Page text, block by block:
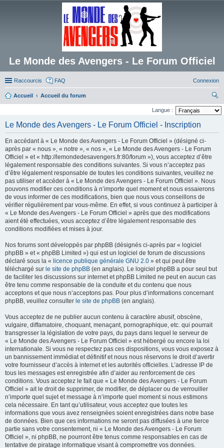
Le Monde des Avengers - Le Forum Officiel
Raccourcis FAQ Connexion
Accueil
Accueil du forum
ec
ch
Langue :
Le Monde des Avengers - Le Forum Officiel - Inscription
En accédant à « Le Monde des Avengers - Le Forum Officiel » (désigné ci-
après par « nous », « notre », « nos », « Le Monde des Avengers - Le Forum
Officiel » et « http://lemondedesavengers.fr:80/forum »), vous acceptez d’être
légalement responsable des conditions suivantes. Si vous n’acceptez pas
d’être légalement responsable de toutes les conditions suivantes, veuillez ne
pas utiliser et accéder à « Le Monde des Avengers - Le Forum Officiel ». Nous
pouvons modifier ces conditions à n’importe quel moment et nous essaierons
de vous informer de ces modifications, bien que nous vous conseillons de
vérifier régulièrement par vous-même. En effet, si vous continuez à participer à
« Le Monde des Avengers - Le Forum Officiel » après que des modifications
aient été effectuées, vous acceptez d’être légalement responsable des
conditions modifiées et mises à jour.
Nos forums sont développés par phpBB (désignés ci-après par « logiciel
phpBB » et « phpBB Limited ») qui est un logiciel de forum de discussions
déclaré sous la « licence publique générale GNU 2.0 » et qui peut être
téléchargé sur le site de phpBB (en anglais). Le logiciel phpBB a pour seul but
de faciliter les discussions sur internet et phpBB Limited ne peut en aucun cas
être tenu comme responsable de la conduite et du contenu que nous
acceptons et que nous n’acceptons pas. Pour plus d’informations concernant
phpBB, veuillez consulter le site de phpBB (en anglais).
Vous acceptez de ne publier aucun contenu à caractère abusif, obscène,
vulgaire, diffamatoire, choquant, menaçant, pornographique, etc. qui pourrait
transgresser la législation de votre pays, du pays dans lequel le serveur de
« Le Monde des Avengers - Le Forum Officiel » est hébergé ou encore la loi
internationale. Si vous ne respectez pas ces dispositions, vous vous exposez à
un bannissement immédiat et définitif et nous nous réservons le droit d’avertir
votre fournisseur d’accès à internet et les autorités officielles. L’adresse IP de
tous les messages est enregistrée afin d’aider au renforcement de ces
conditions. Vous acceptez le fait que « Le Monde des Avengers - Le Forum
Officiel » ait le droit de supprimer, de modifier, de déplacer ou de verrouiller
n’importe quel sujet et message à n’importe quel moment si nous estimons
cela nécessaire. En tant qu’utilisateur, vous acceptez que toutes les
informations que vous avez renseignées soient enregistrées dans notre base
de données. Bien que ces informations ne seront pas diffusées à une tierce
partie sans votre consentement, ni « Le Monde des Avengers - Le Forum
Officiel », ni phpBB, ne pourront être tenus comme responsables en cas de
tentative de piratage informatique visant à compromettre vos données.